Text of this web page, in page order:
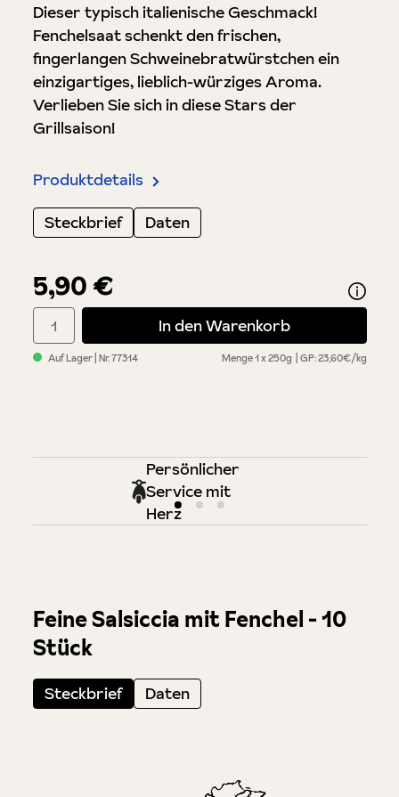
5,90 €
Dieser typisch italienische Geschmack!
Fenchelsaat schenkt den frischen,
fingerlangen Schweinebratwürstchen ein
einzigartiges, lieblich-würziges Aroma.
Verlieben Sie sich in diese Stars der
Grillsaison!
Produktdetails
Steckbrief
Daten
Auf Lager | Nr.77314 Menge1 x 250g GP: 23,60€/kg
Produkt Anzahl: Gib den gewünschten Wert ein oder benutze
In den Warenkorb
Persönlicher
Service mit
Herz
Feine Salsiccia mit Fenchel - 10
Stück
Steckbrief Daten